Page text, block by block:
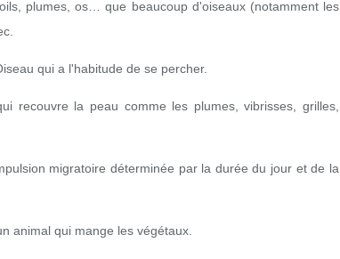
plumes, os… que beaucoup d'oiseaux (notamment les
qui a l'habitude de se percher.
recouvre la peau comme les plumes, vibrisses, grilles,
migratoire déterminée par la durée du jour et de la
animal qui mange les végétaux.